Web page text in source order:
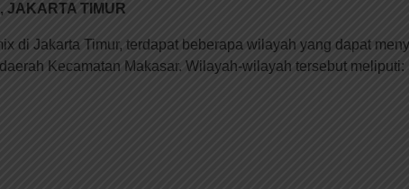
JAKARTA TIMUR
di Jakarta Timur, terdapat beberapa wilayah yang dapat
Kecamatan Makasar. Wilayah-wilayah tersebut meliputi: